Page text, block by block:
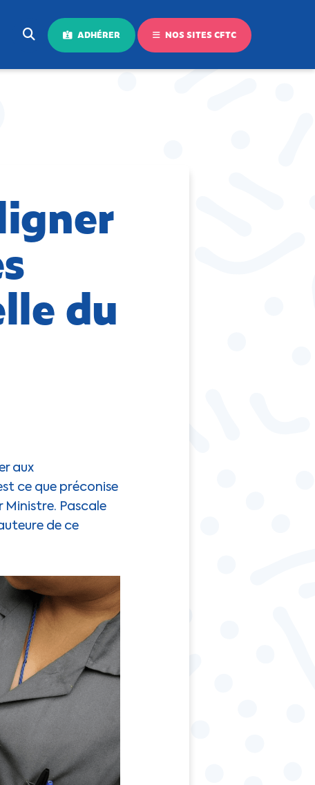
ADHÉRER NOS SITES CFTC
du
aux
ce que préconise
Ministre. Pascale
de ce